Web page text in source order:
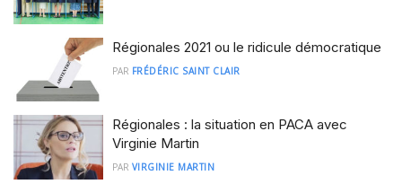
Régionales 2021 ou le ridicule démocratique
PAR FRÉDÉRIC SAINT CLAIR
Régionales : la situation en PACA avec
Virginie Martin
PAR VIRGINIE MARTIN